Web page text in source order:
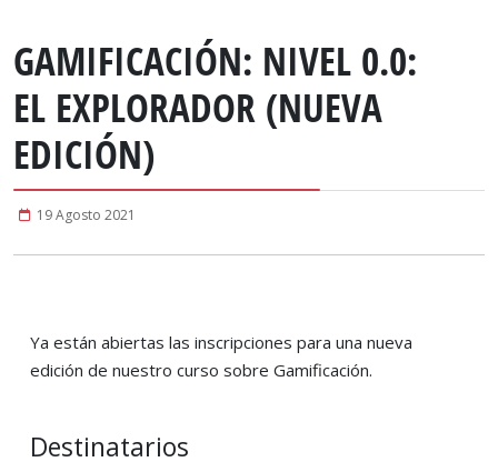
GAMIFICACIÓN: NIVEL 0.0:
EL EXPLORADOR (NUEVA
EDICIÓN)
19 Agosto 2021
Ya están abiertas las inscripciones para una nueva
edición de nuestro curso sobre Gamificación.
Destinatarios